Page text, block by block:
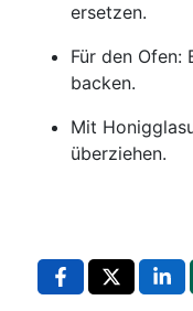
ersetzen.
Für den Ofen:
backen.
Mit
überziehen.